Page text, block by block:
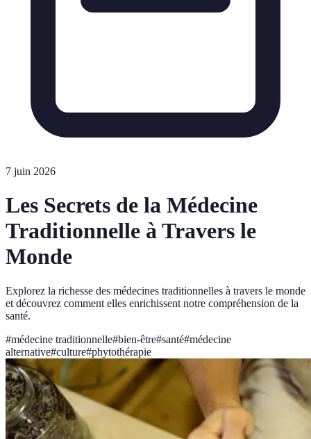
7 juin 2026
Les Secrets de la Médecine
Traditionnelle à Travers le
Monde
Explorez la richesse des médecines traditionnelles à travers le monde
et découvrez comment elles enrichissent notre compréhension de la
santé.
#médecine traditionnelle#bien-être#santé#médecine
alternative#culture#phytothérapie